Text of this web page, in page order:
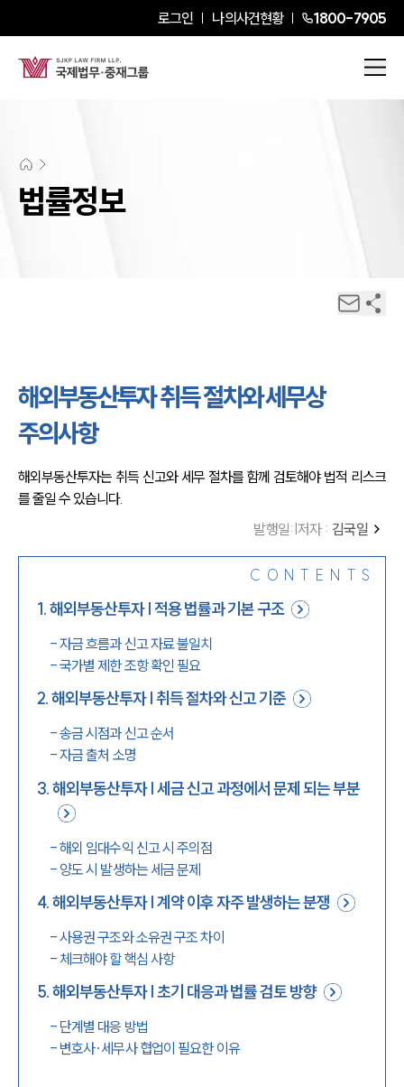
로그인 나의사건현황 1800-7905
법률정보
해외부동산투자 취득 절차와 세무상
주의사항
해외부동산투자는 취득 신고와 세무 절차를 함께 검토해야 법적 리스크
를 줄일 수 있습니다.
발행일: |저자 : 김국일
CONTENTS
1.해외부동산투자 | 적용 법률과 기본 구조
-자금 흐름과 신고 자료 불일치
-국가별 제한 조항 확인 필요
2.해외부동산투자 | 취득 절차와 신고 기준
-송금 시점과 신고 순서
-자금 출처 소명
3.해외부동산투자 | 세금 신고 과정에서 문제 되는 부분
-해외 임대수익 신고 시 주의점
- 양도 시 발생하는 세금 문제
4.해외부동산투자 | 계약 이후 자주 발생하는 분쟁
-사용권 구조와 소유권 구조 차이
- 체크해야 할 핵심 사항
5.해외부동산투자 | 초기 대응과 법률 검토 방향
- 단계별 대응 방법
- 변호사·세무사 협업이 필요한 이유